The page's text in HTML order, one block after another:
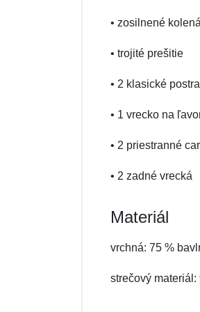
• zosilnené kolená
• trojité prešitie
• 2 klasické
• 1 vrecko na
• 2 priestranné
• 2 zadné vrecká
Materiál
vrchná: 75 %
strečový materiál: